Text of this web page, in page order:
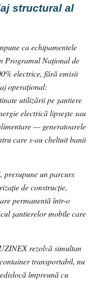
structural al
ca echipamentele
Programul Național de
electrice, fără emisii
operațional:
utilizării pe șantiere
electrică lipsește sau
— generatoarele
care s-au cheltuit banii
presupune un parcurs
de construcție,
permanentă într-o
șantierelor mobile care
rezolvă simultan
transportabil, nu
împreună cu